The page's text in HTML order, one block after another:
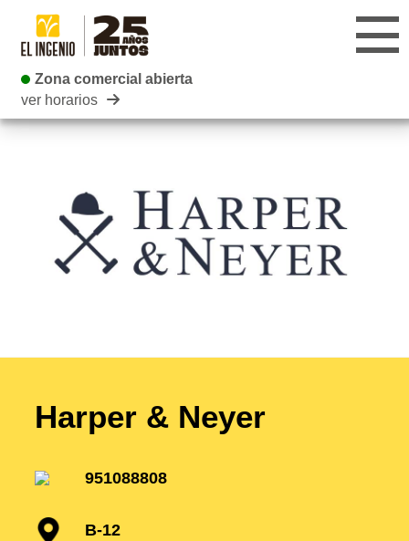
Zona comercial abierta
INFANTIL
RESTAURANTES
Zona comercial abierta
ver horarios
Harper & Neyer
951088808
B-12